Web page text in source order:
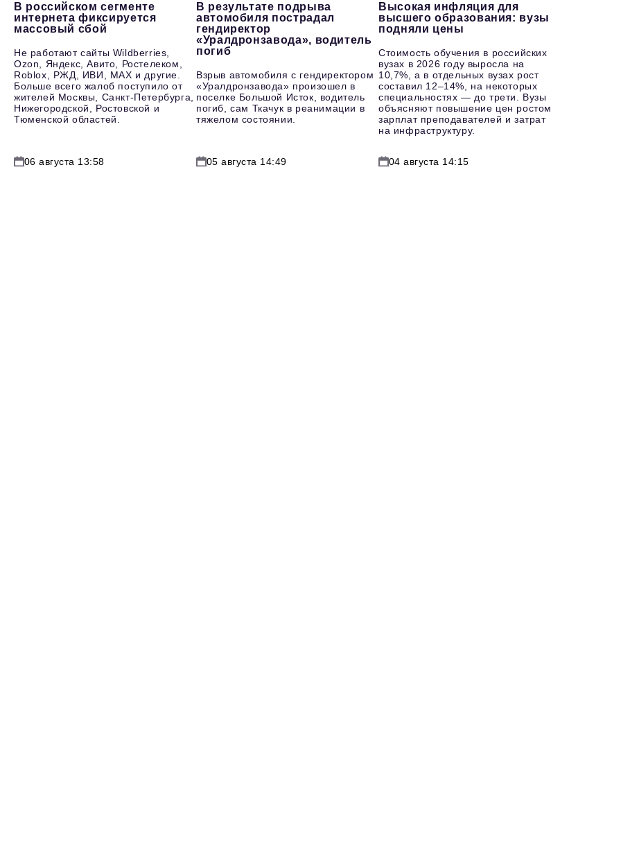
В российском сегменте
интернета фиксируется
массовый сбой
Не работают сайты Wildberries,
Ozon, Яндекс, Авито, Ростелеком,
Roblox, РЖД, ИВИ, MAX и другие.
Больше всего жалоб поступило от
жителей Москвы, Санкт-Петербурга,
Нижегородской, Ростовской и
Тюменской областей.
06 августа 13:58
В результате подрыва
автомобиля пострадал
гендиректор
«Уралдронзавода», водитель
погиб
Взрыв автомобиля с гендиректором
«Уралдронзавода» произошел в
поселке Большой Исток, водитель
погиб, сам Ткачук в реанимации в
тяжелом состоянии.
05 августа 14:49
Высокая инфляция для
высшего образования: вузы
подняли цены
Стоимость обучения в российских
вузах в 2026 году выросла на
10,7%, а в отдельных вузах рост
составил 12–14%, на некоторых
специальностях — до трети. Вузы
объясняют повышение цен ростом
зарплат преподавателей и затрат
на инфраструктуру.
04 августа 14:15